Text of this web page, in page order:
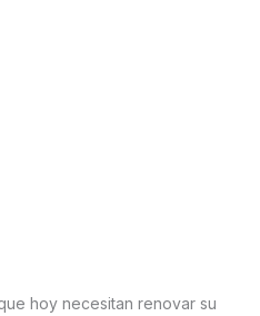
hoy necesitan renovar su